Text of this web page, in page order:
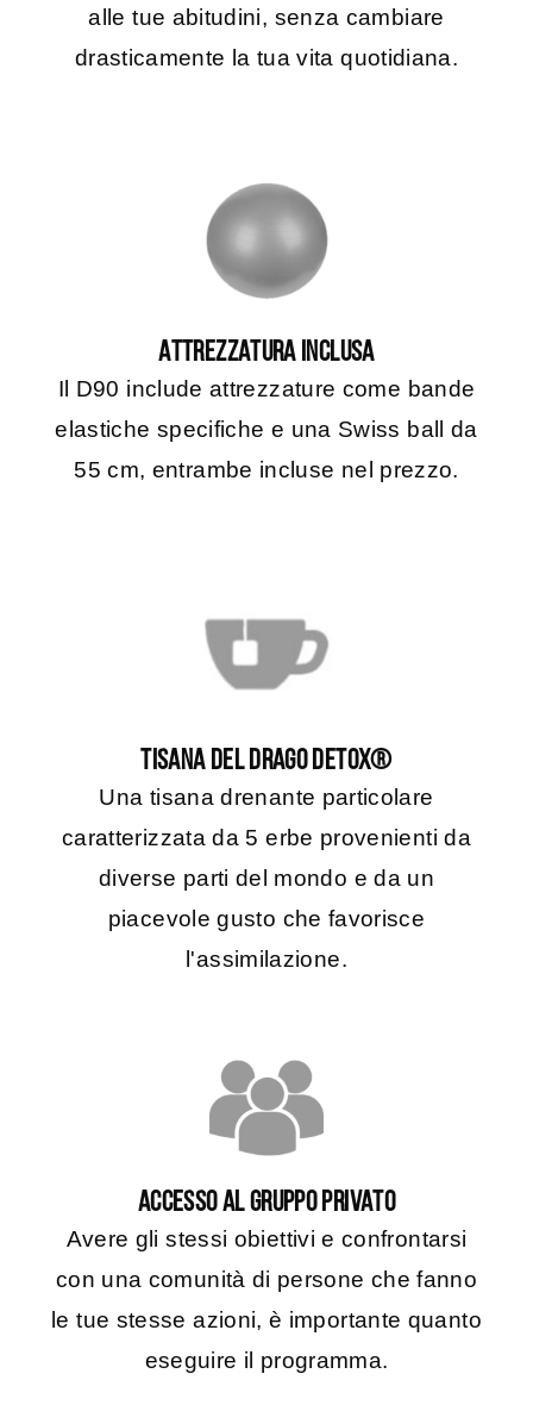
alle tue abitudini, senza cambiare
drasticamente la tua vita quotidiana.
ATTREZZATURA INCLUSA
Il D90 include attrezzature come bande
elastiche specifiche e una Swiss ball da
55 cm, entrambe incluse nel prezzo.
TISANA DEL DRAGO DETOX®
Una tisana drenante particolare
caratterizzata da 5 erbe provenienti da
diverse parti del mondo e da un
piacevole gusto che favorisce
l'assimilazione.
ACCESSO AL GRUPPO PRIVATO
Avere gli stessi obiettivi e confrontarsi
con una comunità di persone che fanno
le tue stesse azioni, è importante quanto
eseguire il programma.